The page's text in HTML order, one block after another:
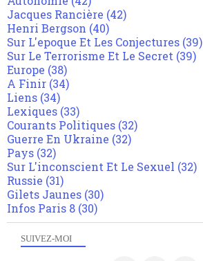
SUIVEZ-MOI
Jacques Rancière (42)
Henri Bergson (40)
Sur L'epoque Et Les Conjectures (39)
Sur Le Terrorisme Et Le Secret (39)
Europe (38)
A Finir (34)
Liens (34)
Lexiques (33)
Courants Politiques (32)
Guerre En Ukraine (32)
Pays (32)
Sur L'inconscient Et Le Sexuel (32)
Russie (31)
Gilets Jaunes (30)
Infos Paris 8 (30)